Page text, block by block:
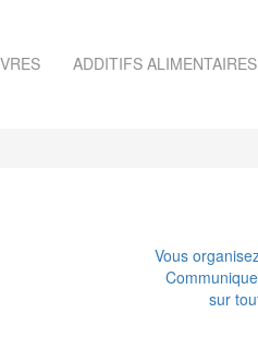
ADDITIFS ALIMENTAIRES
Vous
sur